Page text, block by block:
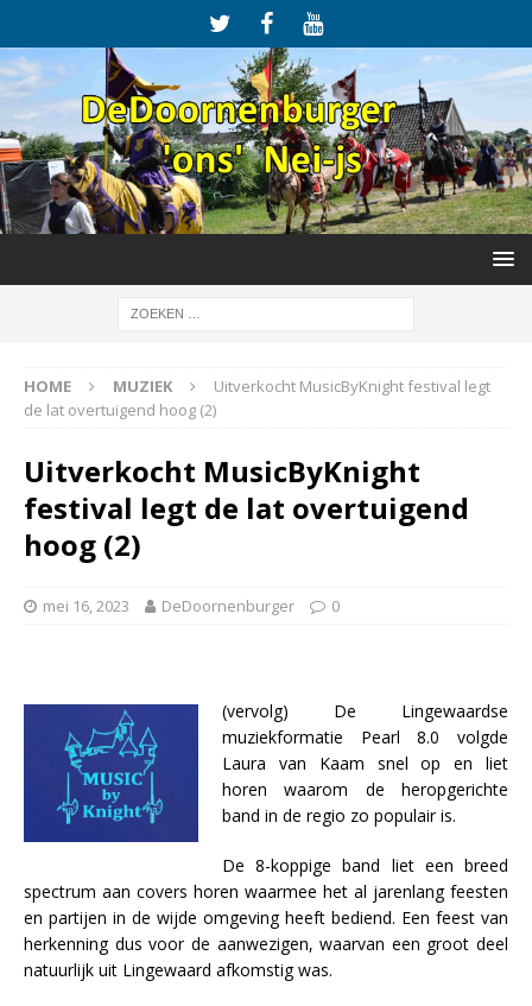
HOME MUZIEK
Uitverkocht MusicByKnight festival legt
de lat overtuigend hoog (2)
Uitverkocht MusicByKnight
festival legt de lat overtuigend
hoog (2)
mei 16, 2023 DeDoornenburger 0
(vervolg) De Lingewaardse
muziekformatie Pearl 8.0 volgde
Laura van Kaam snel op en liet
horen waarom de heropgerichte
band in de regio zo populair is.
De 8-koppige band liet een breed
spectrum aan covers horen waarmee het al jarenlang feesten
en partijen in de wijde omgeving heeft bediend. Een feest van
herkenning dus voor de aanwezigen, waarvan een groot deel
natuurlijk uit Lingewaard afkomstig was.